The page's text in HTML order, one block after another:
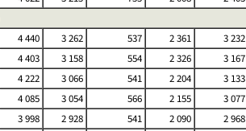
4 440 3 262 537 2 361 3 232
4 403 3 158 554 2 326 3 167
4 222 3 066 541 2 204 3 133
4 085 3 054 566 2 155 3 077
3 998 2 928 541 2 090 2 968